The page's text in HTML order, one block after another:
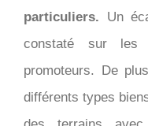
particuliers. Un
constaté sur les
promoteurs. De
différents types